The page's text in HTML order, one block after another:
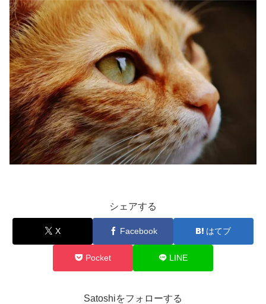
シェアする
X Facebook はてブ
Pocket LINE
Satoshiをフォローする